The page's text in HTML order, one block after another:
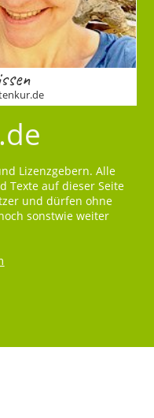
Lizenzgebern. Alle
Texte auf dieser Seite
und dürfen ohne
sonstwie weiter